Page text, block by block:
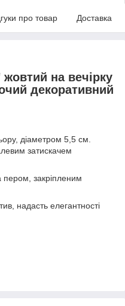
про товар Доставка
на вечірку
декоративний
діаметром 5,5 см.
затискачем
пером, закріпленим
надасть елегантності